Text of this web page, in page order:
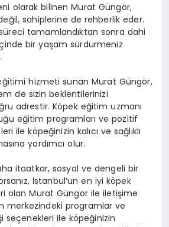
olarak bilinen Murat Güngör,
sahiplerine de rehberlik eder.
tamamlandıktan sonra dahi
bir yaşam sürdürmeniz
hizmeti sunan Murat Güngör,
de sizin beklentilerinizi
adrestir. Köpek eğitim uzmanı
eğitim programları ve pozitif
ile köpeğinizin kalıcı ve sağlıklı
yardımcı olur.
itaatkar, sosyal ve dengeli bir
İstanbul’un en iyi köpek
olan Murat Güngör ile iletişime
merkezindeki programlar ve
ile köpeğinizin